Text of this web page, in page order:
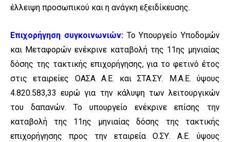
έλλειψη προσωπικού και η ανάγκη εξειδίκευσης.
Επιχορήγηση συγκοινωνιών: Το Υπουργείο Υποδομών
και Μεταφορών ενέκρινε καταβολή της 11ης μηνιαίας
δόσης της τακτικής επιχορήγησης, για το φετινό έτος
στις εταιρείες ΟΑΣΑ Α.Ε. και ΣΤΑ.ΣΥ. Μ.Α.Ε. ύψους
4.820.583,33 ευρώ για την κάλυψη των λειτουργικών
του δαπανών. Το υπουργείο ενέκρινε επίσης την
καταβολή της 11ης μηνιαίας δόσης της τακτικής
επιχορήγησης προς την εταιρεία Ο.ΣΥ. Α.Ε. ύψους